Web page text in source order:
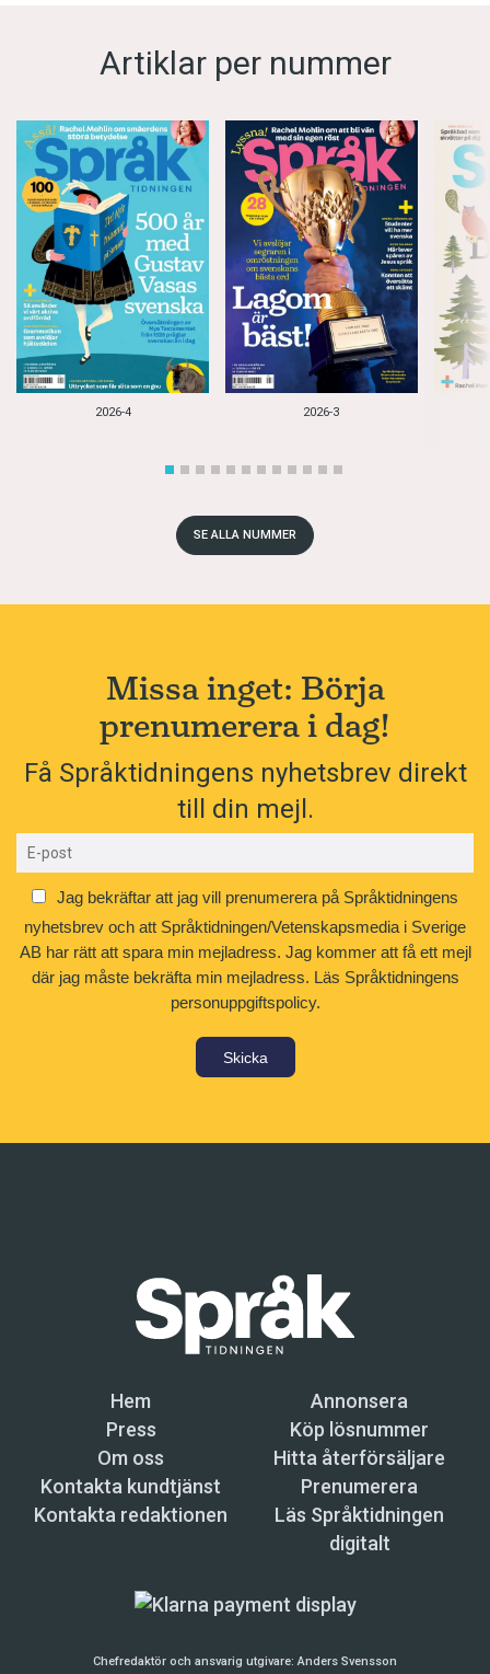
Artiklar per nummer
2026-4 2026-3
SE ALLA NUMMER
Missa inget: Börja
prenumerera i dag!
Få Språktidningens nyhetsbrev direkt
till din mejl.
Jag bekräftar att jag vill prenumerera på Språktidningens
nyhetsbrev och att Språktidningen/Vetenskapsmedia i Sverige
AB har rätt att spara min mejladress. Jag kommer att få ett mejl
där jag måste bekräfta min mejladress. Läs Språktidningens
personuppgiftspolicy.
Skicka
Hem
Annonsera
Press
Köp lösnummer
Om oss
Hitta återförsäljare
Kontakta kundtjänst
Prenumerera
Kontakta redaktionen
Läs Språktidningen
digitalt
Chefredaktör och ansvarig utgivare:Anders Svensson